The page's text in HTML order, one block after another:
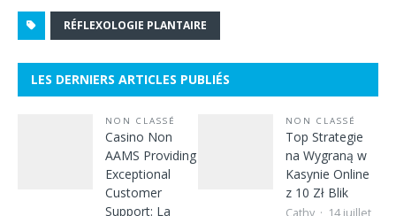
RÉFLEXOLOGIE PLANTAIRE
LES DERNIERS ARTICLES PUBLIÉS
NON CLASSÉ
Casino Non
AAMS Providing
Exceptional
Customer
Support: La
NON CLASSÉ
Top Strategie
na Wygraną w
Kasynie Online
z 10 Zł Blik
Cathy
14 juillet